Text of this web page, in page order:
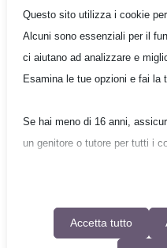
Questo sito utilizza i cookie
Alcuni sono essenziali per il
ci aiutano ad analizzare e
Esamina le tue opzioni e fai la
Se hai meno di 16 anni,
un genitore o tutore per tutti i
dei cookie in qualsiasi
come utilizziamo i dati, leggi
Accetta tutto